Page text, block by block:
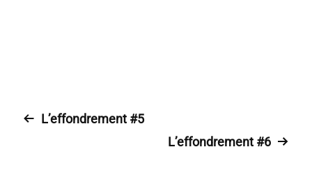
L’effondrement #5
L’effondrement #6